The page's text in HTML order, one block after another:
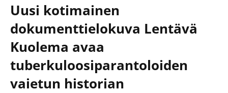
Uusi kotimainen
dokumenttielokuva Lentävä
Kuolema avaa
tuberkuloosiparantoloiden
vaietun historian